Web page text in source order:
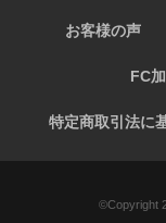
お客様の声
FC
特定商取引法に
©️Copyright